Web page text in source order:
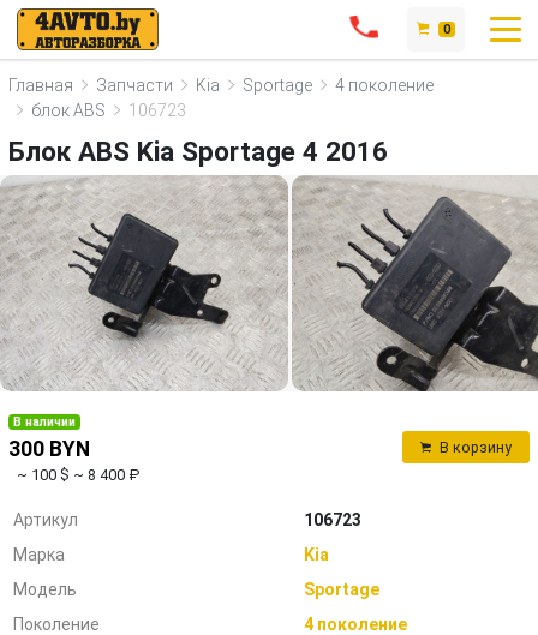
0
Главная Запчасти Kia Sportage
4 поколение
блок ABS
106723
Блок ABS Kia Sportage 4 2016
В наличии
300 BYN
~ 100 $ ~ 8 400 ₽
В корзину
Артикул
106723
Марка
Kia
Модель
Sportage
Поколение
4 поколение